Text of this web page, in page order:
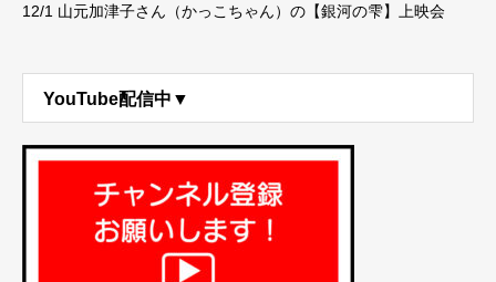
12/1 山元加津子さん（かっこちゃん）の【銀河の雫】上映会
YouTube配信中▼